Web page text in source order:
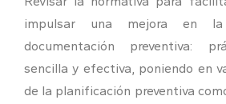
impulsar una mejora en
documentación preventiva:
sencilla y efectiva, poniendo en
de la planificación preventiva